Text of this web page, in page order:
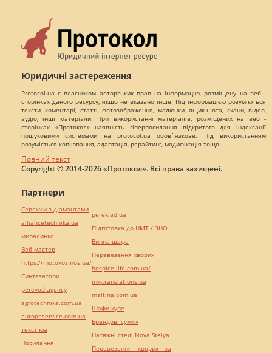
Юридичні застереження
Protocol.ua є власником авторських прав на інформацію, розміщену на веб -
сторінках даного ресурсу, якщо не вказано інше. Під інформацією розуміються
тексти, коментарі, статті, фотозображення, малюнки, ящик-шота, скани, відео,
аудіо, інші матеріали. При використанні матеріалів, розміщених на веб -
сторінках «Протокол» наявність гіперпосилання відкритого для індексації
пошуковими системами на protocol.ua обов`язкове. Під використанням
розуміється копіювання, адаптація, рерайтинг, модифікація тощо.
Повний текст
Copyright © 2014-2026 «Протокол». Всі права захищені.
Партнери
Сережки з діамантами
alliancetechnika.ua
миралинкс
Веб мастер
https://motokosmos.ua/
Синтезатори
perevod.agency
agrotechnika.com.ua
europeservice.com.ua
текст юа
Посилання
pereklad.ua
Підготовка до НМТ / ЗНО
Винна шафа
Перевезення хворих
hospice-life.com.ua/
mk-translations.ua
maltina.com.ua
Шафи купе
Брендові сумки
Натяжні стелі Nova Stelya
Перевезення хворих за